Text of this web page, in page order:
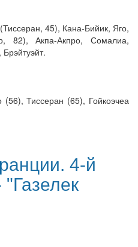
45), Кана-Бийик, Яго,
82), Акпа-Акпро, Сомалиа,
Тиссеран (65), Гойкоэчеа
4-й